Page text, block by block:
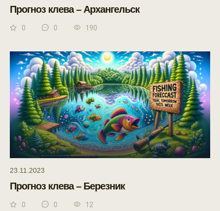
Прогноз клева – Архангельск
0 0 190
23.11.2023
Прогноз клева – Березник
0 0 12